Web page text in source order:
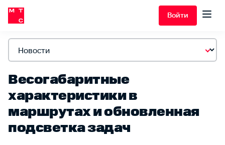
Войти
Весогабаритные
характеристики в
маршрутах и обновленная
подсветка задач